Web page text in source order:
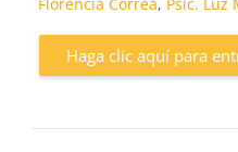
Haga clic aquí para